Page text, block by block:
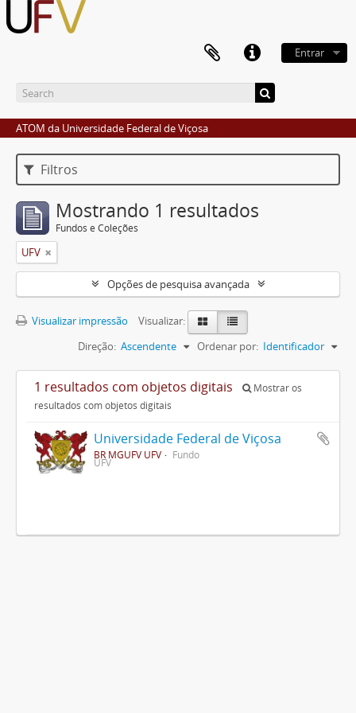
Entrar
ATOM da Universidade Federal de Viçosa
Filtros
Mostrando 1 resultados
Fundos e Coleções
UFV
Opções de pesquisa avançada
Visualizar impressão
Visualizar:
Ordenar por: Identificador
Direção: Ascendente
1 resultados com objetos digitais
Mostrar os
resultados com objetos digitais
Universidade Federal de Viçosa
BR MGUFV UFV Fundo
UFV